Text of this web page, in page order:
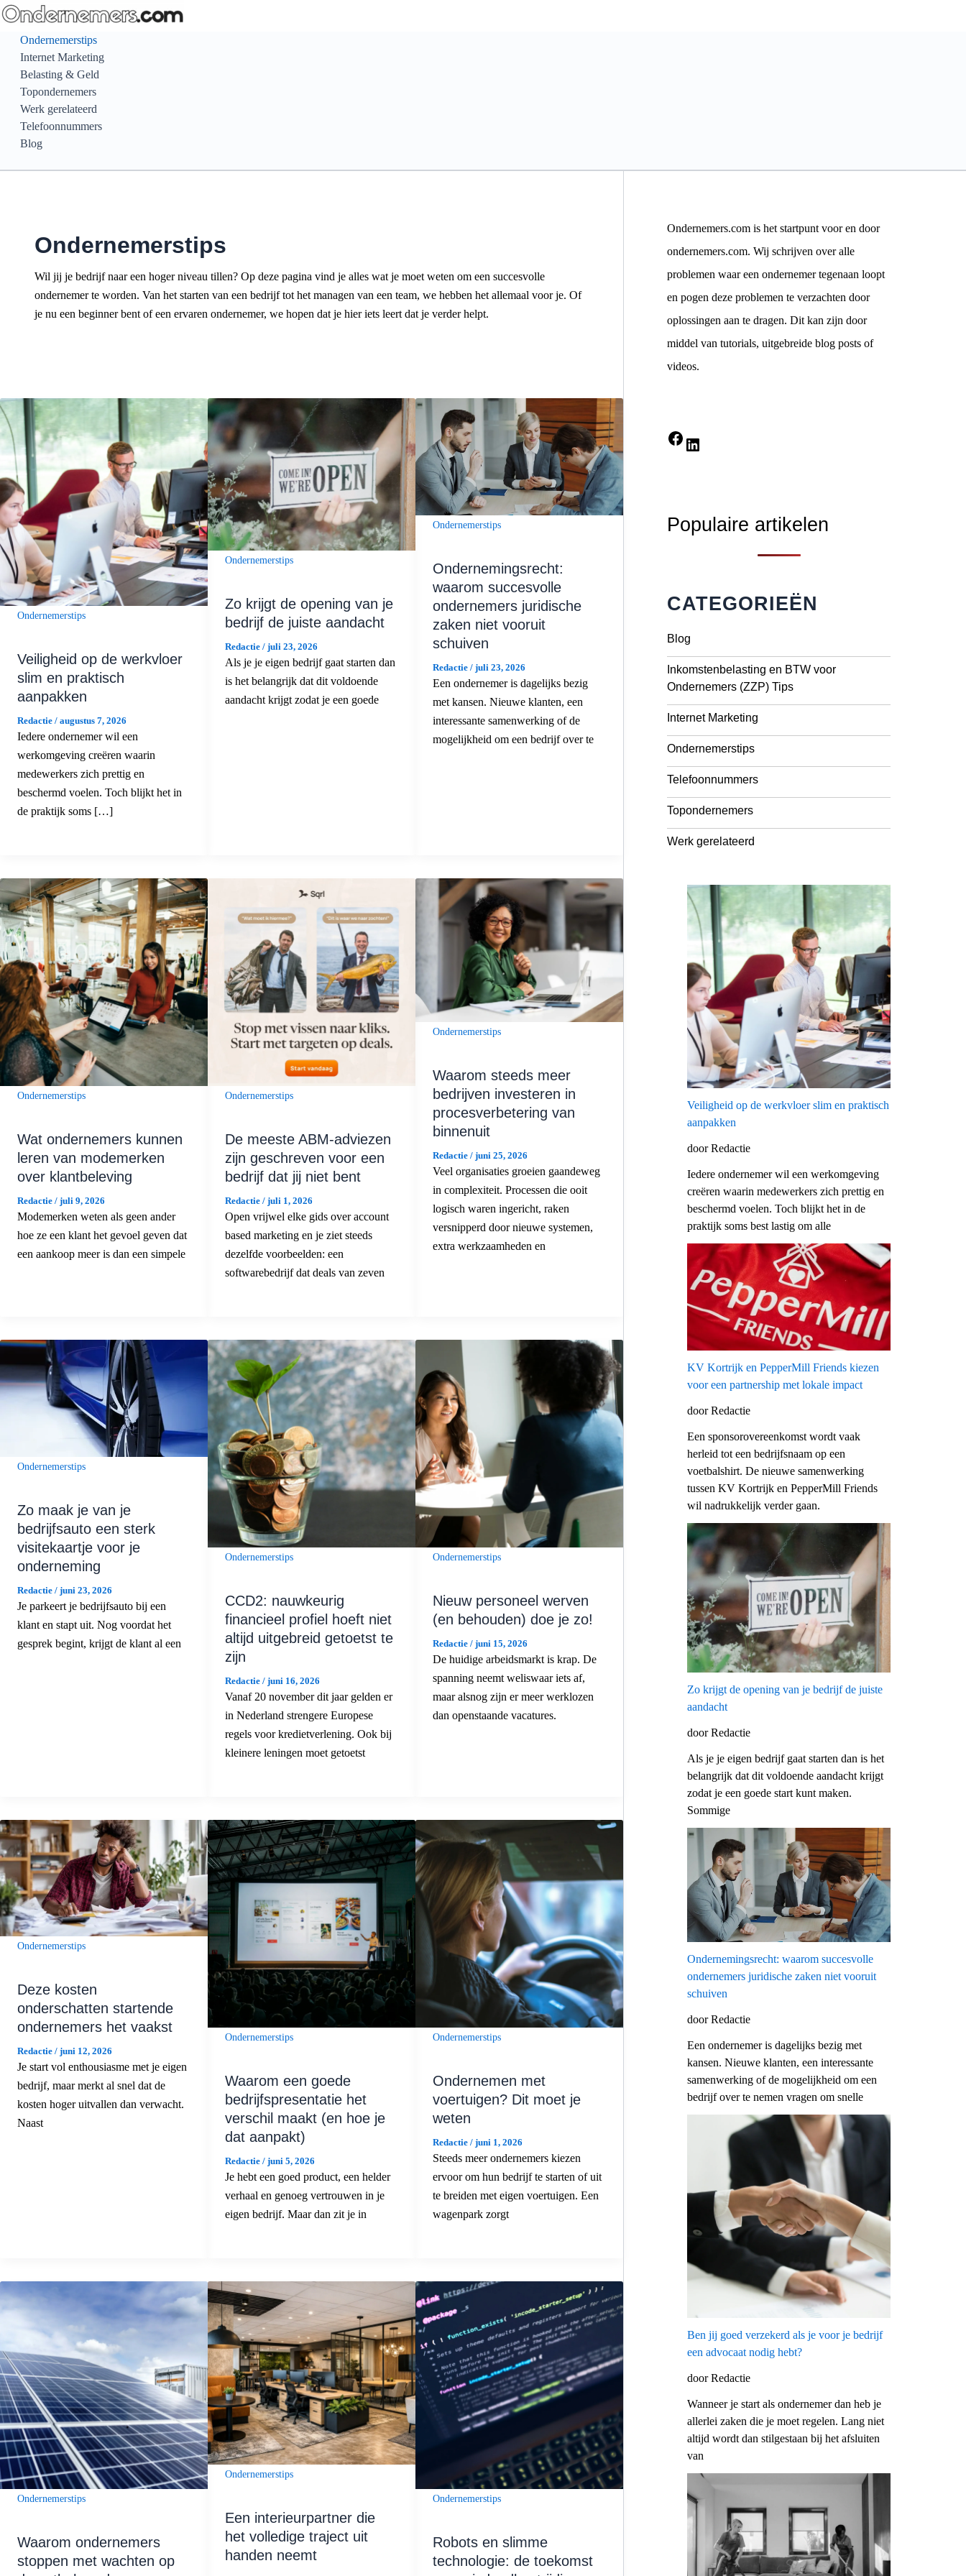
Ga
naar
inhoud
Ondernemerstips
Internet Marketing
Belasting & Geld
Topondernemers
Werk gerelateerd
Telefoonnummers
Blog
Ondernemerstips
Wil jij je bedrijf naar een hoger niveau tillen? Op deze pagina vind je alles wat je moet weten om een succesvolle
ondernemer te worden. Van het starten van een bedrijf tot het managen van een team, we hebben het allemaal voor je. Of
je nu een beginner bent of een ervaren ondernemer, we hopen dat je hier iets leert dat je verder helpt.
Ondernemerstips
Veiligheid op de werkvloer
slim en praktisch
aanpakken
Redactie / augustus 7, 2026
Iedere ondernemer wil een
werkomgeving creëren waarin
medewerkers zich prettig en
beschermd voelen. Toch blijkt het in
de praktijk soms […]
Ondernemerstips
Zo krijgt de opening van je
bedrijf de juiste aandacht
Redactie / juli 23, 2026
Als je je eigen bedrijf gaat starten dan
is het belangrijk dat dit voldoende
aandacht krijgt zodat je een goede
Ondernemerstips
Ondernemingsrecht:
waarom succesvolle
ondernemers juridische
zaken niet vooruit
schuiven
Redactie / juli 23, 2026
Een ondernemer is dagelijks bezig
met kansen. Nieuwe klanten, een
interessante samenwerking of de
mogelijkheid om een bedrijf over te
Ondernemerstips
Wat ondernemers kunnen
leren van modemerken
over klantbeleving
Redactie / juli 9, 2026
Modemerken weten als geen ander
hoe ze een klant het gevoel geven dat
een aankoop meer is dan een simpele
Ondernemerstips
De meeste ABM-adviezen
zijn geschreven voor een
bedrijf dat jij niet bent
Redactie / juli 1, 2026
Open vrijwel elke gids over account
based marketing en je ziet steeds
dezelfde voorbeelden: een
softwarebedrijf dat deals van zeven
Ondernemerstips
Waarom steeds meer
bedrijven investeren in
procesverbetering van
binnenuit
Redactie / juni 25, 2026
Veel organisaties groeien gaandeweg
in complexiteit. Processen die ooit
logisch waren ingericht, raken
versnipperd door nieuwe systemen,
extra werkzaamheden en
Ondernemerstips
Zo maak je van je
bedrijfsauto een sterk
visitekaartje voor je
onderneming
Redactie / juni 23, 2026
Je parkeert je bedrijfsauto bij een
klant en stapt uit. Nog voordat het
gesprek begint, krijgt de klant al een
Ondernemerstips
CCD2: nauwkeurig
financieel profiel hoeft niet
altijd uitgebreid getoetst te
zijn
Redactie / juni 16, 2026
Vanaf 20 november dit jaar gelden er
in Nederland strengere Europese
regels voor kredietverlening. Ook bij
kleinere leningen moet getoetst
Ondernemerstips
Nieuw personeel werven
(en behouden) doe je zo!
Redactie / juni 15, 2026
De huidige arbeidsmarkt is krap. De
spanning neemt weliswaar iets af,
maar alsnog zijn er meer werklozen
dan openstaande vacatures.
Ondernemerstips
Deze kosten
onderschatten startende
ondernemers het vaakst
Redactie / juni 12, 2026
Je start vol enthousiasme met je eigen
bedrijf, maar merkt al snel dat de
kosten hoger uitvallen dan verwacht.
Naast
Ondernemerstips
Waarom een goede
bedrijfspresentatie het
verschil maakt (en hoe je
dat aanpakt)
Redactie / juni 5, 2026
Je hebt een goed product, een helder
verhaal en genoeg vertrouwen in je
eigen bedrijf. Maar dan zit je in
Ondernemerstips
Ondernemen met
voertuigen? Dit moet je
weten
Redactie / juni 1, 2026
Steeds meer ondernemers kiezen
ervoor om hun bedrijf te starten of uit
te breiden met eigen voertuigen. Een
wagenpark zorgt
Ondernemerstips
Waarom ondernemers
stoppen met wachten op
Ondernemerstips
Een interieurpartner die
het volledige traject uit
handen neemt
Ondernemerstips
Robots en slimme
technologie: de toekomst
Ondernemers.com is het startpunt voor en door
ondernemers.com. Wij schrijven over alle
problemen waar een ondernemer tegenaan loopt
en pogen deze problemen te verzachten door
oplossingen aan te dragen. Dit kan zijn door
middel van tutorials, uitgebreide blog posts of
videos.
Facebook LinkedIn
Populaire artikelen
CATEGORIEËN
Blog
Inkomstenbelasting en BTW voor
Ondernemers (ZZP) Tips
Internet Marketing
Ondernemerstips
Telefoonnummers
Topondernemers
Werk gerelateerd
Veiligheid op de werkvloer slim en praktisch
aanpakken
door Redactie
Iedere ondernemer wil een werkomgeving
creëren waarin medewerkers zich prettig en
beschermd voelen. Toch blijkt het in de
praktijk soms best lastig om alle
KV Kortrijk en PepperMill Friends kiezen
voor een partnership met lokale impact
door Redactie
Een sponsorovereenkomst wordt vaak
herleid tot een bedrijfsnaam op een
voetbalshirt. De nieuwe samenwerking
tussen KV Kortrijk en PepperMill Friends
wil nadrukkelijk verder gaan.
Zo krijgt de opening van je bedrijf de juiste
aandacht
door Redactie
Als je je eigen bedrijf gaat starten dan is het
belangrijk dat dit voldoende aandacht krijgt
zodat je een goede start kunt maken.
Sommige
Ondernemingsrecht: waarom succesvolle
ondernemers juridische zaken niet vooruit
schuiven
door Redactie
Een ondernemer is dagelijks bezig met
kansen. Nieuwe klanten, een interessante
samenwerking of de mogelijkheid om een
bedrijf over te nemen vragen om snelle
Ben jij goed verzekerd als je voor je bedrijf
een advocaat nodig hebt?
door Redactie
Wanneer je start als ondernemer dan heb je
allerlei zaken die je moet regelen. Lang niet
altijd wordt dan stilgestaan bij het afsluiten
van